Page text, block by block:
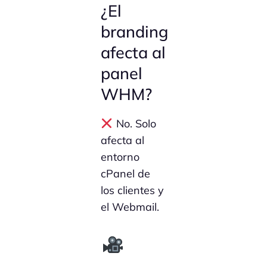
¿El
branding
afecta al
panel
WHM?
No. Solo
afecta al
entorno
cPanel de
los clientes y
el Webmail.